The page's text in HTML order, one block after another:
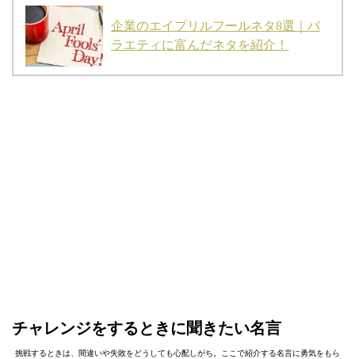
企業のエイプリルフールネタ8選｜バ
ラエティに富んだネタを紹介！
チャレンジをするときに聞きたい名言
挑戦するときは、間違いや失敗をどうしても心配しがち。ここで紹介する名言に勇気をもら